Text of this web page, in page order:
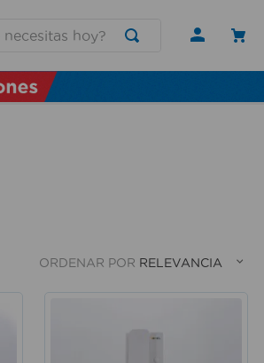
ORDENAR POR RELEVANCIA